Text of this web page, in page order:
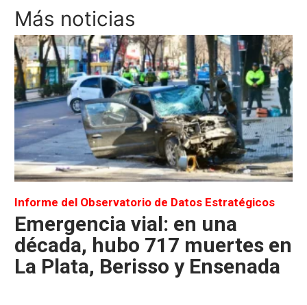
Más noticias
Informe del Observatorio de Datos Estratégicos
Emergencia vial: en una
década, hubo 717 muertes en
La Plata, Berisso y Ensenada